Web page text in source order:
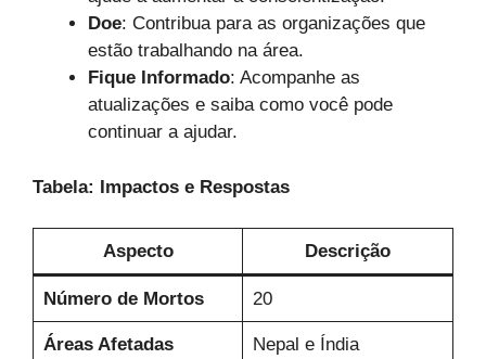
Doe: Contribua para as organizações que
estão trabalhando na área.
Fique Informado: Acompanhe as
atualizações e saiba como você pode
continuar a ajudar.
Tabela: Impactos e Respostas
Aspecto Descrição
Número de Mortos 20
Áreas Afetadas Nepal e Índia